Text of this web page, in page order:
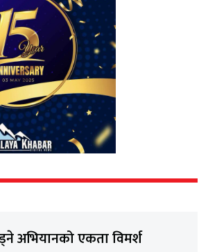
अभियानको एकता विमर्श